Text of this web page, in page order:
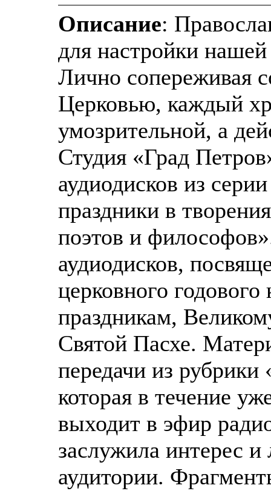
Описание:
для настройки
Лично сопереживая
Церковью, каждый
умозрительной, а
Студия «Град
аудиодисков из
праздники в
поэтов и
аудиодисков,
церковного
праздникам,
Святой Пасхе.
передачи из
которая в течение
выходит в эфир
заслужила интерес
аудитории.